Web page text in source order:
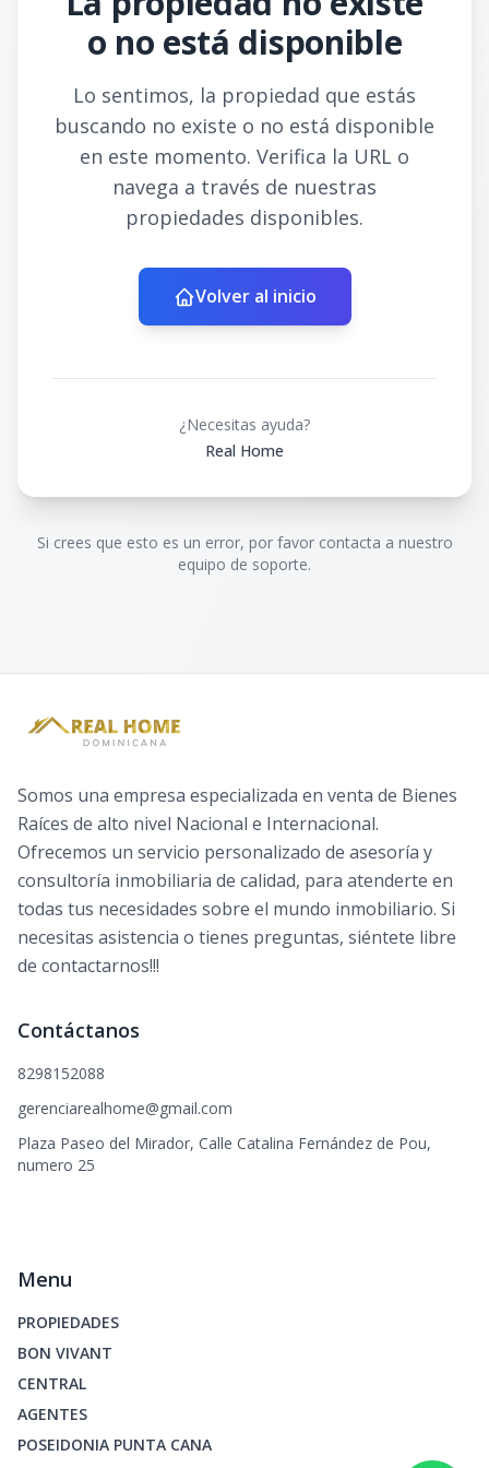
o no está disponible
Lo sentimos, la propiedad que estás
buscando no existe o no está disponible
en este momento. Verifica la URL o
navega a través de nuestras
propiedades disponibles.
Volver al inicio
¿Necesitas ayuda?
Real Home
Si crees que esto es un error, por favor contacta a nuestro
equipo de soporte.
Somos una empresa especializada en venta de Bienes
Raíces de alto nivel Nacional e Internacional.
Ofrecemos un servicio personalizado de asesoría y
consultoría inmobiliaria de calidad, para atenderte en
todas tus necesidades sobre el mundo inmobiliario. Si
necesitas asistencia o tienes preguntas, siéntete libre
de contactarnos!!!
Contáctanos
8298152088
gerenciarealhome@gmail.com
Plaza Paseo del Mirador, Calle Catalina Fernández de Pou,
numero 25
Menu
PROPIEDADES
BON VIVANT
CENTRAL
AGENTES
POSEIDONIA PUNTA CANA